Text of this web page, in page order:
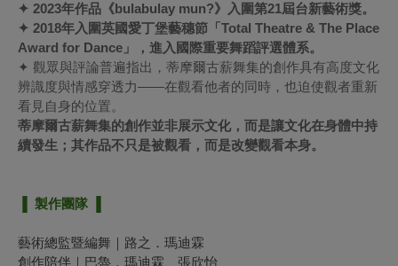
✦ 2023年作品《bulabulay mun?》入圍第21屆台新藝術獎。
✦ 2018年入圍英國愛丁堡藝穗節「Total Theatre & The Place
Award for Dance」，進入國際重要舞蹈評選體系。
✦ 觀眾與評論普遍指出，蒂摩爾古薪舞集的創作具有高度文化
辨識度與情感穿透力——在觀看他者的同時，也迫使觀者重新
看見自身的位置。
蒂摩爾古薪舞集的創作並非展示文化，而是讓文化在身體中持
續發生；其作品不只是被觀看，而是改變觀看本身。
▐ 製作團隊 ▐
藝術總監暨編舞｜路之．瑪迪霖
創作陪伴｜巴魯．瑪迪霖、張欣怡